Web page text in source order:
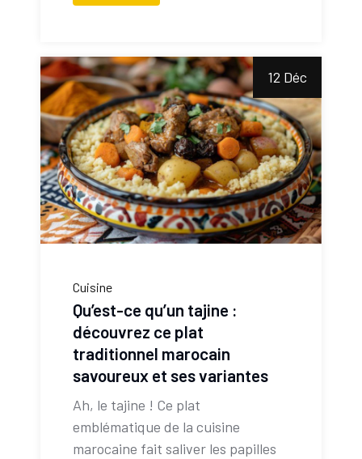
12 Déc
Cuisine
Qu’est-ce qu’un tajine :
découvrez ce plat
traditionnel marocain
savoureux et ses variantes
Ah, le tajine ! Ce plat
emblématique de la cuisine
marocaine fait saliver les papilles